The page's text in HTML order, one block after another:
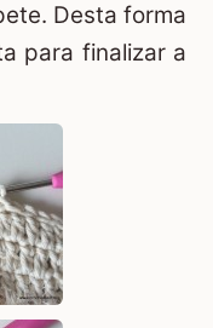
Desta forma
para finalizar a